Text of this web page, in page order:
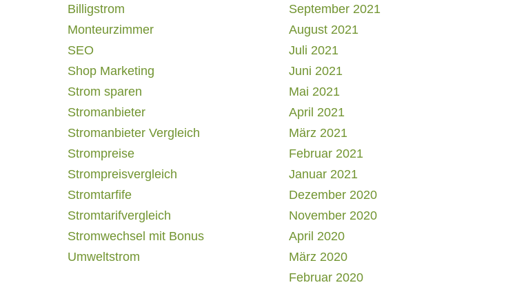
Billigstrom
Monteurzimmer
SEO
Shop Marketing
Strom sparen
Stromanbieter
Stromanbieter Vergleich
Strompreise
Strompreisvergleich
Stromtarfife
Stromtarifvergleich
Stromwechsel mit Bonus
Umweltstrom
September 2021
August 2021
Juli 2021
Juni 2021
Mai 2021
April 2021
März 2021
Februar 2021
Januar 2021
Dezember 2020
November 2020
April 2020
März 2020
Februar 2020